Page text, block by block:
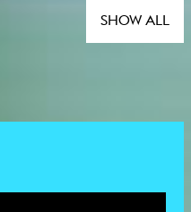
SHOW ALL